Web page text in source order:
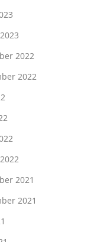
2022
2022
2021
2021